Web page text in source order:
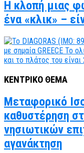
Η κλοπή μιας
ένα «κλικ» –
ΚΕΝΤΡΙΚΟ ΘΕΜΑ
Μεταφορικό
καθυστέρηση
νησιωτικών
αγανάκτηση